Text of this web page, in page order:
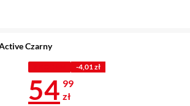
Czarny
-4,01 zł
Cena 54,99
54 99
zł